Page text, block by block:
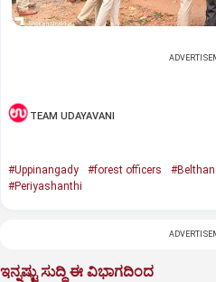
TEAM UDAYAVANI
#Uppinangady #forest officers
#Periyashanthi
ಇನ್ನಷ್ಟು ಸುದ್ದಿ ಈ ವಿಭಾಗದಿಂದ